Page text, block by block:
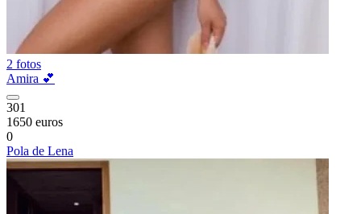
2 fotos
Amira 💕
301
1650 euros
0
Pola de Lena